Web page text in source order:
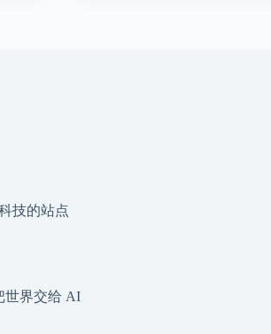
技的站点
世界交给 AI